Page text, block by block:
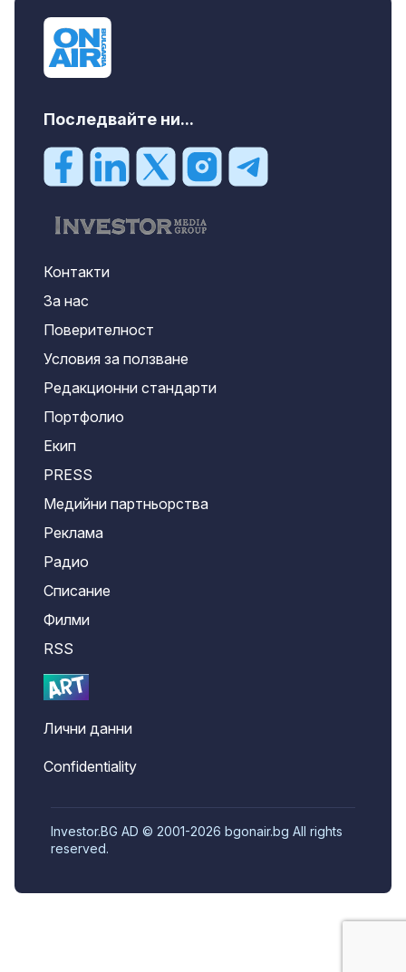
Последвайте ни...
Контакти
За нас
Поверителност
Условия за ползване
Редакционни стандарти
Портфолио
Екип
PRESS
Медийни партньорства
Реклама
Радио
Списание
Филми
RSS
Лични данни
Confidentiality
Investor.BG AD © 2001-2026 bgonair.bg All rights
reserved.